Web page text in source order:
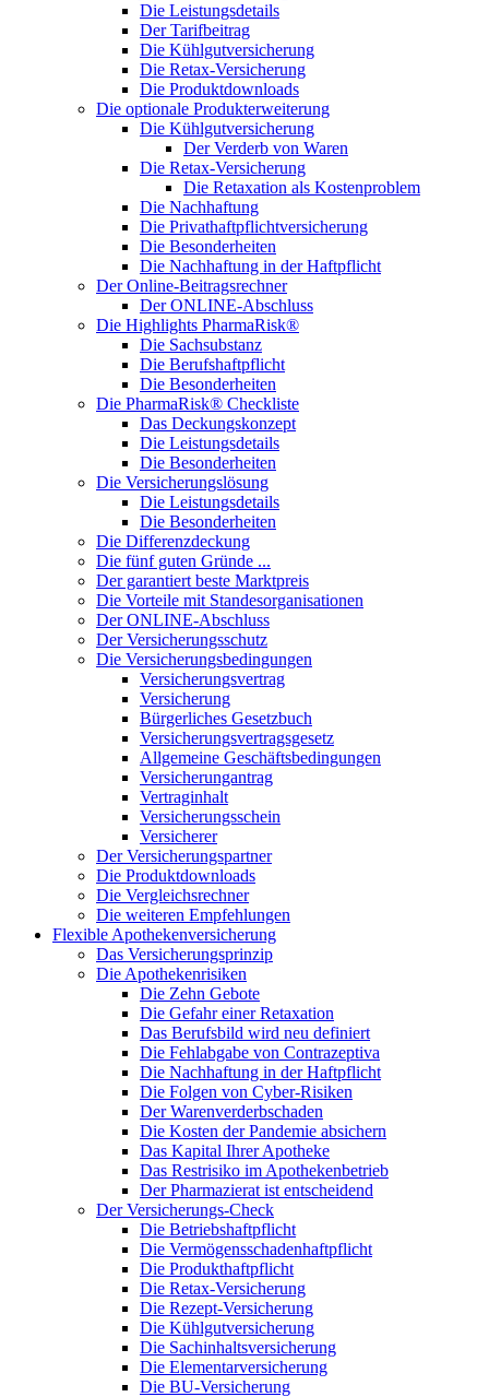
Die Leistungsdetails
Der Tarifbeitrag
Die Kühlgutversicherung
Die Retax-Versicherung
Die Produktdownloads
Die optionale Produkterweiterung
Die Kühlgutversicherung
Der Verderb von Waren
Die Retax-Versicherung
Die Retaxation als Kostenproblem
Die Nachhaftung
Die Privathaftpflichtversicherung
Die Besonderheiten
Die Nachhaftung in der Haftpflicht
Der Online-Beitragsrechner
Der ONLINE-Abschluss
Die Highlights PharmaRisk®
Die Sachsubstanz
Die Berufshaftpflicht
Die Besonderheiten
Die PharmaRisk® Checkliste
Das Deckungskonzept
Die Leistungsdetails
Die Besonderheiten
Die Versicherungslösung
Die Leistungsdetails
Die Besonderheiten
Die Differenzdeckung
Die fünf guten Gründe ...
Der garantiert beste Marktpreis
Die Vorteile mit Standesorganisationen
Der ONLINE-Abschluss
Der Versicherungsschutz
Die Versicherungsbedingungen
Versicherungsvertrag
Versicherung
Bürgerliches Gesetzbuch
Versicherungsvertragsgesetz
Allgemeine Geschäftsbedingungen
Versicherungantrag
Vertraginhalt
Versicherungsschein
Versicherer
Der Versicherungspartner
Die Produktdownloads
Die Vergleichsrechner
Die weiteren Empfehlungen
Flexible Apothekenversicherung
Das Versicherungsprinzip
Die Apothekenrisiken
Die Zehn Gebote
Die Gefahr einer Retaxation
Das Berufsbild wird neu definiert
Die Fehlabgabe von Contrazeptiva
Die Nachhaftung in der Haftpflicht
Die Folgen von Cyber-Risiken
Der Warenverderbschaden
Die Kosten der Pandemie absichern
Das Kapital Ihrer Apotheke
Das Restrisiko im Apothekenbetrieb
Der Pharmazierat ist entscheidend
Der Versicherungs-Check
Die Betriebshaftpflicht
Die Vermögensschadenhaftpflicht
Die Produkthaftpflicht
Die Retax-Versicherung
Die Rezept-Versicherung
Die Kühlgutversicherung
Die Sachinhaltsversicherung
Die Elementarversicherung
Die BU-Versicherung